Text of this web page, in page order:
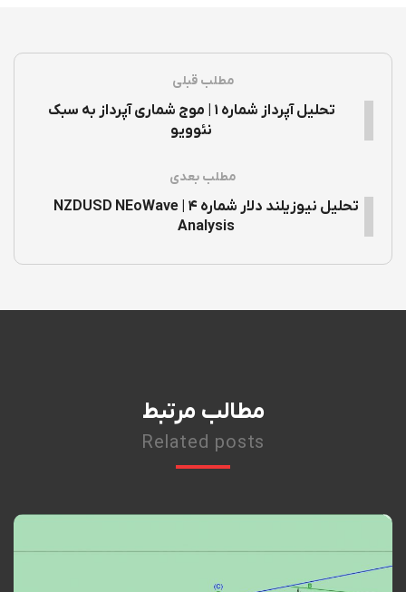
مطلب قبلی
تحلیل آپرداز شماره ۱ | موج شماری آپرداز به سبک
نئوویو
مطلب بعدی
تحلیل نیوزیلند دلار شماره ۴ | NZDUSD NEoWave
Analysis
مطالب مرتبط
Related posts